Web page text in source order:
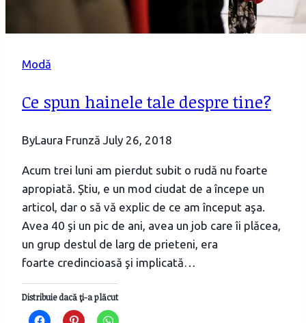
Modă
Ce spun hainele tale despre tine?
ByLaura Frunză July 26, 2018
Acum trei luni am pierdut subit o rudă nu foarte
apropiată. Ştiu, e un mod ciudat de a începe un
articol, dar o să vă explic de ce am început aşa.
Avea 40 şi un pic de ani, avea un job care îi plăcea,
un grup destul de larg de prieteni, era
foarte credincioasă şi implicată…
Distribuie dacă ţi-a plăcut